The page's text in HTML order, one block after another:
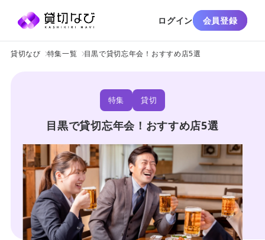
ログイン 会員登録
貸切なび 特集一覧 目黒で貸切忘年会！おすすめ店5選
特集 貸切
目黒で貸切忘年会！おすすめ店5選